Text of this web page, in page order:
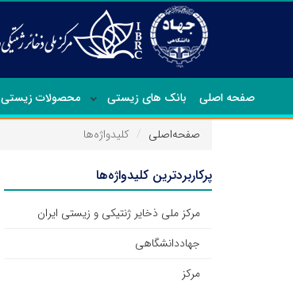
صفحه اصلی بانک های زیستی محصولات زیستی
صفحه‌اصلی کلیدواژه‌ها
پرکاربردترین کلیدواژه‌ها
مرکز ملی ذخایر ژنتیکی و زیستی ایران
جهاددانشگاهی
مرکز